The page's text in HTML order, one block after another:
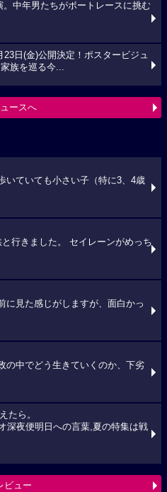
。中年男たちがボートレースに挑む
23日(金)公開決定！ポスタービジュ
族を巡る今...
ースへ
いていても小さい子（特に3、4歳
行きました。 セイレーンがめっち
に見た感じがしますが、面白かっ
の中でどう生きていくのか、下劣
たら。
深夜便明日への言葉,夏の特集は戦
ビュー